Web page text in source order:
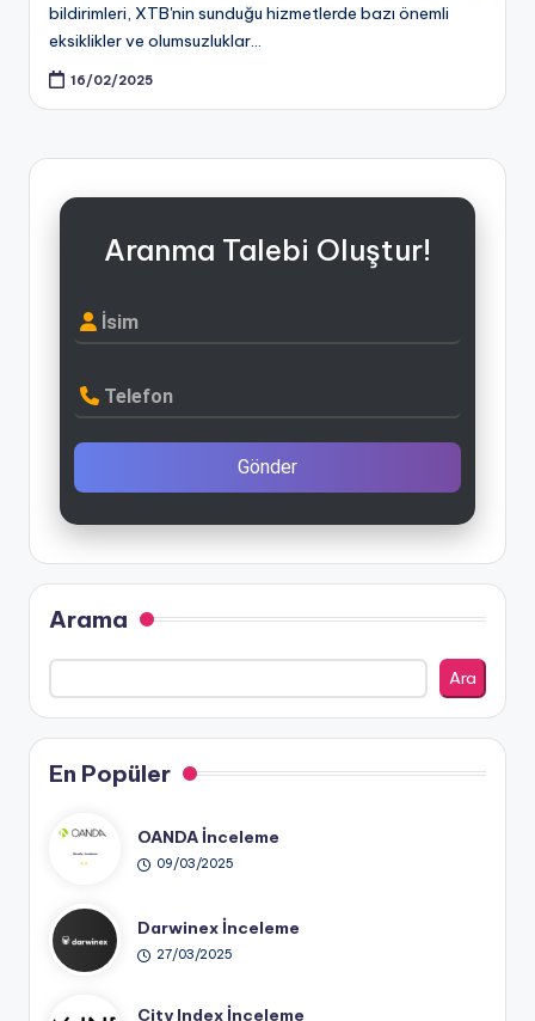
bildirimleri, XTB'nin sunduğu hizmetlerde bazı önemli
eksiklikler ve olumsuzluklar…
16/02/2025
Aranma Talebi Oluştur!
İsim
Telefon
Gönder
Arama
Ara
En Popüler
OANDA İnceleme
09/03/2025
Darwinex İnceleme
27/03/2025
City Index İnceleme